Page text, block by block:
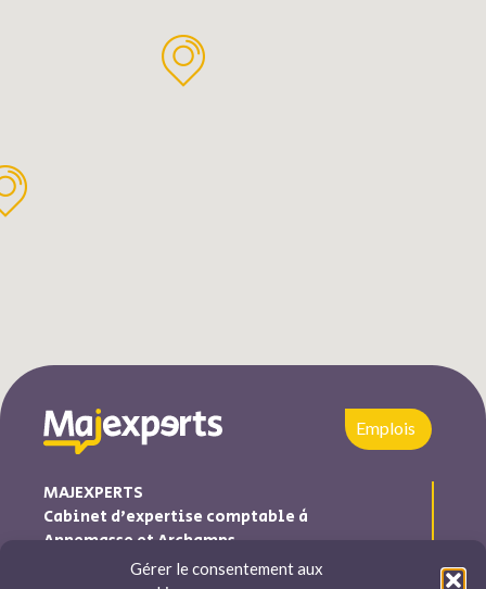
Gérer le consentement aux
Emplois
MAJEXPERTS
Cabinet d’expertise comptable à
Annemasse et Archamps
Majexperts est inscrite au tableau de l’ordre des experts